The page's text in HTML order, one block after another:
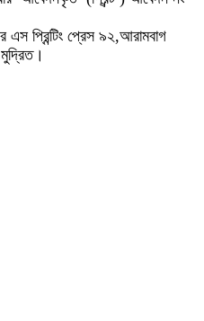
প্রিন্টিং প্রেস ৯২,আরামবাগ